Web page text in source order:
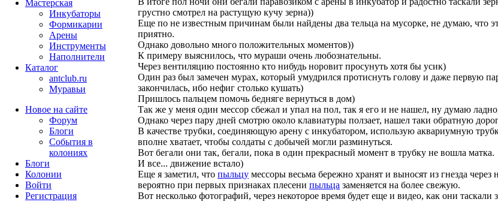
грустно смотрел на растущую кучу зерна))
Еще по не известным причинам были найдены два тельца на мусорке, не думаю, что
приятно.
Однако довольно много положительных моментов))
К примеру выяснилось, что мураши очень любознательны.
Через вентиляцию постоянно кто нибудь норовит просунуть хотя бы усик)
Один раз был замечен мурах, который умудрился протиснуть голову и даже первую
закончилась, ибо нефиг столько кушать)
Пришлось пальцем помочь бедняге вернуться в дом)
Так же у меня один мессор сбежал и упал на пол, так я его и не нашел, ну думаю
Однако через пару дней смотрю около клавиатуры ползает, нашел таки обратную
В качестве трубки, соединяющую арену с инкубатором, использую аквариумную
вполне хватает, чтобы солдаты с добычей могли разминуться.
Вот бегали они так, бегали, пока в один прекрасный момент в трубку не вошла матка.
И все... движение встало)
Еще я заметил, что пыльцу мессоры весьма бережно хранят и выносят из гнезда
вероятно при первых признаках плесени пыльца заменяется на более свежую.
Вот несколько фотографий, через некоторое время будет еще и видео, как они таскали
Мастерская
Инкубаторы
Формикарии
Арены
Инструменты
Наполнители
Каталог
antclub.ru
Муравьи
Новое на сайте
Форум
Блоги
События в
колониях
Блоги
Колонии
Войти
Peгиcтpaция